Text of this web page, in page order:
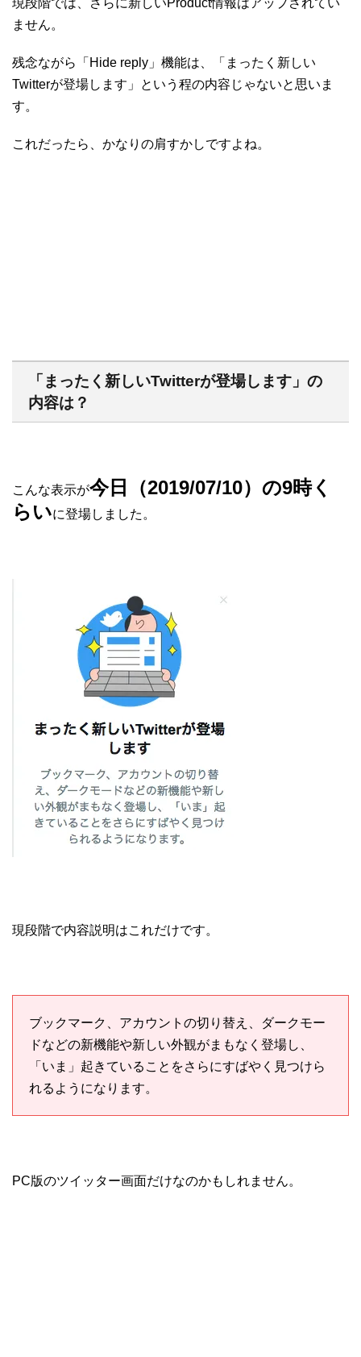
ません。
残念ながら「Hide reply」機能は、「まったく新しい
Twitterが登場します」という程の内容じゃないと思いま
す。
これだったら、かなりの肩すかしですよね。
「まったく新しいTwitterが登場します」の
内容は？
こんな表示が今日（2019/07/10）の9時く
らいに登場しました。
現段階で内容説明はこれだけです。
ブックマーク、アカウントの切り替え、ダークモー
ドなどの新機能や新しい外観がまもなく登場し、
「いま」起きていることをさらにすばやく見つけら
れるようになります。
PC版のツイッター画面だけなのかもしれません。